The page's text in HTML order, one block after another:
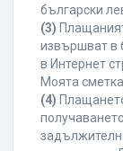
български
(3)
извършват в
в Интернет
Моята
(4)